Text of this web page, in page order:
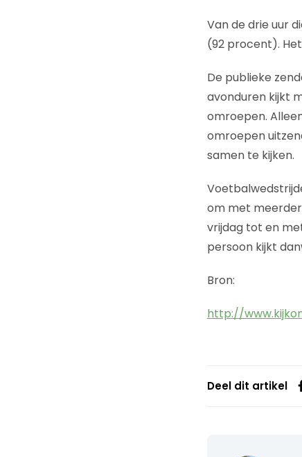
Van de drie uur
(92 procent).
De publieke
avonduren kijkt
omroepen.
omroepen
samen te kijken.
om met
vrijdag tot en
persoon kijkt
Bron:
http://
Deel dit artikel